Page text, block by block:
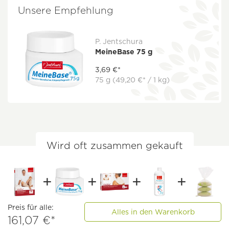
Unsere Empfehlung
P. Jentschura
MeineBase 75 g
3,69 €*
75 g (49,20 €* / 1 kg)
Wird oft zusammen gekauft
Preis für alle:
161,07 €*
Alles in den Warenkorb